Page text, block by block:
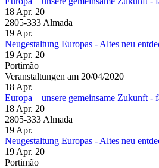
18 Apr. 20
2805-333 Almada
19 Apr.
Neugestaltung Europas - Altes neu
19 Apr. 20
Portimão
Veranstaltungen am 20/04/2020
18 Apr.
Europa – unsere gemeinsame Zukunft -
18 Apr. 20
2805-333 Almada
19 Apr.
Neugestaltung Europas - Altes neu
19 Apr. 20
Portimão